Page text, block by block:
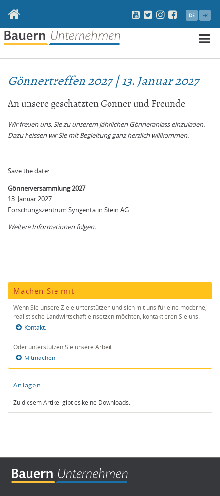
DE FR
Gönnertreffen 2027 | 13. Januar 2027
An unsere geschätzten Gönner und Freunde
Wir freuen uns, Sie zu unserem jährlichen Gönneranlass einzuladen.
Dazu heissen wir Sie mit Begleitung ganz herzlich willkommen.
Save the date:
Gönnerversammlung 2027
13. Januar 2027
Forschungszentrum Syngenta in Stein AG
Weitere Informationen folgen.
Machen Sie mit
Wenn Sie unsere Ziele unterstützen und sich mit uns für eine mo­derne,
realistische Land­wirt­schaft einsetzen möchten, kontak­tieren Sie uns.
Kontakt.
Oder unterstützen Sie unsere Arbeit.
Mitmachen
Anlagen
Zu diesem Artikel gibt es keine Downloads.